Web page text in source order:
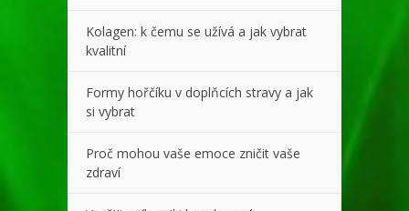
Kolagen: k čemu se užívá a jak vybrat
kvalitní
Formy hořčíku v doplňcích stravy a jak
si vybrat
Proč mohou vaše emoce zničit vaše
zdraví